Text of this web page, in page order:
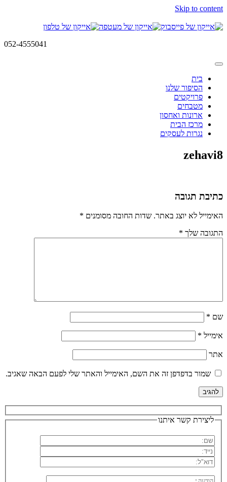
Skip to content
052-4555041
בית
הסיפור שלנו
פרויקטים
מטבחים
ארונות ואחסון
מרכז הבית
נגרות לעסקים
zehavi8
כתיבת תגובה
האימייל לא יוצג באתר. שדות החובה מסומנים *
התגובה שלך *
שם *
אימייל *
אתר
שמור בדפדפן זה את השם, האימייל והאתר שלי לפעם הבאה שאגיב.
ליצירת קשר איתנו